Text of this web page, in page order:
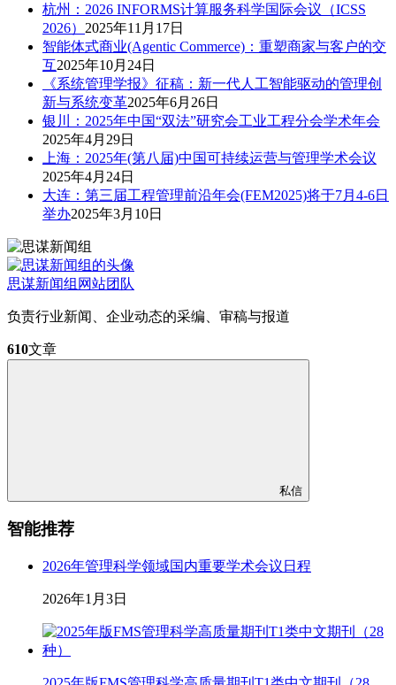
杭州：2026 INFORMS计算服务科学国际会议（ICSS
2026） 2025年11月17日
智能体式商业(Agentic Commerce)：重塑商家与客户的交
互2025年10月24日
《系统管理学报》征稿：新一代人工智能驱动的管理创
新与系统变革2025年6月26日
银川：2025年中国“双法”研究会工业工程分会学术年会
2025年4月29日
上海：2025年(第八届)中国可持续运营与管理学术会议
2025年4月24日
大连：第三届工程管理前沿年会(FEM2025)将于7月4-6日
举办2025年3月10日
思谋新闻组 网站团队
负责行业新闻、企业动态的采编、审稿与报道
610文章
私信
智能推荐
2026年管理科学领域国内重要学术会议日程
2026年1月3日